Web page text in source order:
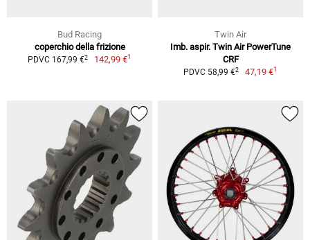
Bud Racing
coperchio della frizione
PDVC 167,99 €2 142,99 €1
Twin Air
Imb. aspir. Twin Air PowerTune
CRF
PDVC 58,99 €2 47,19 €1